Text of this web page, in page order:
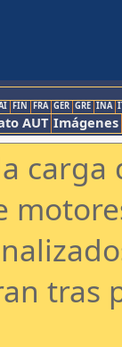
FIN FRA GER GRE INA
AUT Imágenes
tras